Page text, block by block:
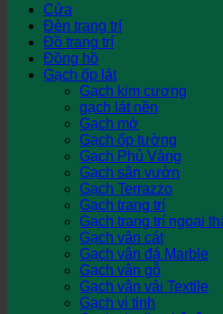
Cửa
Đèn trang trí
Đồ trang trí
Đồng hồ
Gạch ốp lát
Gạch kim cương
gạch lát nền
Gạch mờ
Gạch ốp tường
Gạch Phủ Vàng
Gạch sân vườn
Gạch Terrazzo
Gạch trang trí
Gạch trang trí ngoại
Gạch vân cát
Gạch vân đá Marble
Gạch vân gỗ
Gạch vân vải Textile
Gạch vi tinh